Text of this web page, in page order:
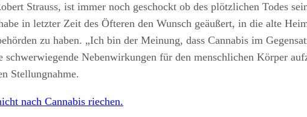
Strauss, ist immer noch geschockt ob des plötzlichen Todes
in letzter Zeit des Öfteren den Wunsch geäußert, in die alte
zu haben. „Ich bin der Meinung, dass Cannabis im
Nebenwirkungen für den menschlichen Körper
Stellungnahme.
nach Cannabis riechen.